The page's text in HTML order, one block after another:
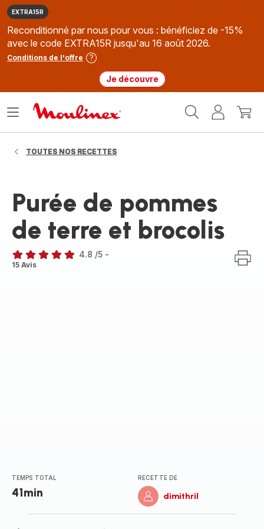
EXTRA15R
Reconditionné par nous pour vous : bénéficiez de -15%
avec le code EXTRA15R jusqu'au 16 août 2026.
Conditions de l'offre
Je découvre
MonMon
Ouvrir
TOUTES NOS RECETTES
Purée de pommes
de terre et brocolis
ratings.4.8
4.8 /5 -
15 Avis
TEMPS TOTAL
41min
RECETTE DE
dimithril